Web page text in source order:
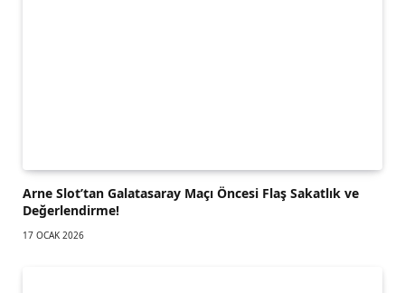
Arne Slot’tan Galatasaray Maçı Öncesi Flaş Sakatlık ve
Değerlendirme!
17 OCAK 2026